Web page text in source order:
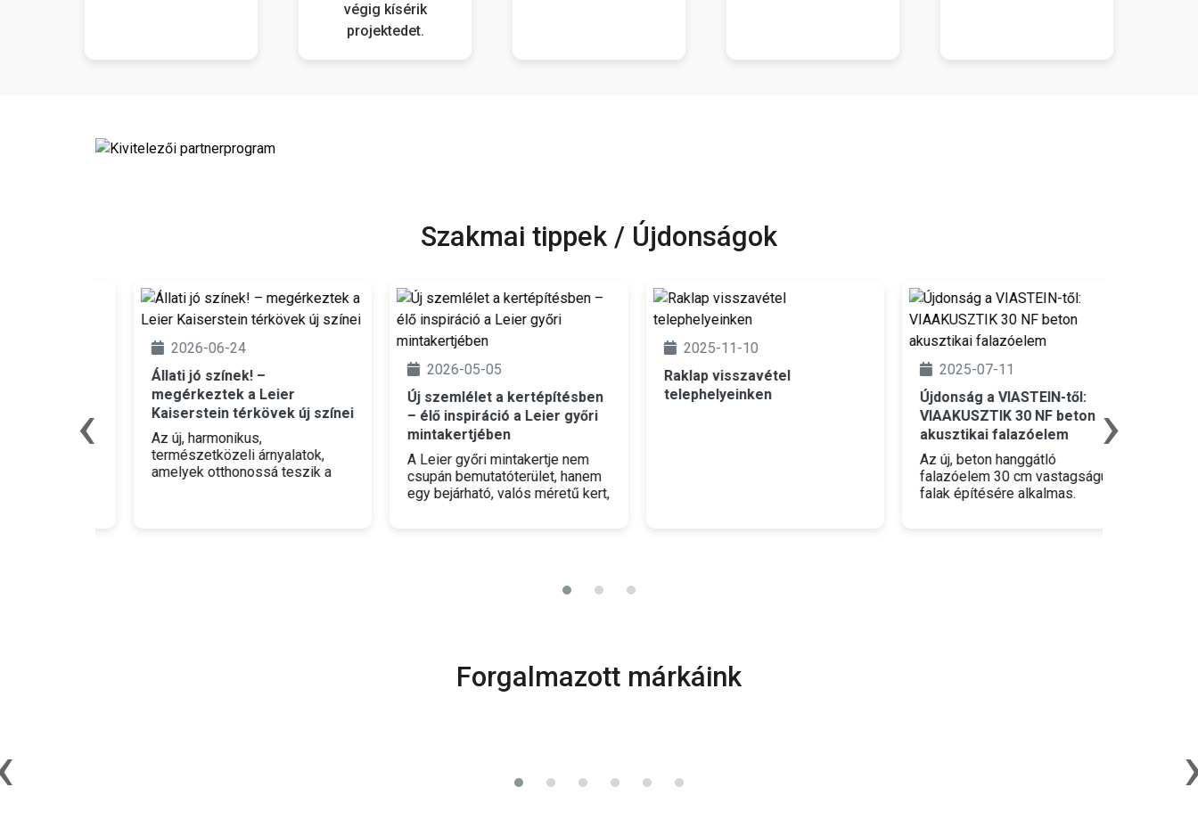
végig kísérik
projektedet.
Szakmai tippek / Újdonságok
2026-06-24
Állati jó színek! –
megérkeztek a Leier
Kaiserstein térkövek új színei
Az új, harmonikus,
természetközeli árnyalatok,
amelyek otthonossá teszik a
2026-05-05
Új szemlélet a kertépítésben
– élő inspiráció a Leier győri
mintakertjében
A Leier győri mintakertje nem
csupán bemutatóterület, hanem
egy bejárható, valós méretű kert,
2025-11-10
Raklap visszavétel
telephelyeinken
2025-07-11
Újdonság a VIASTEIN-től:
VIAAKUSZTIK 30 NF beton
akusztikai falazóelem
Az új, beton hanggátló
falazóelem 30 cm vastagságú
falak építésére alkalmas.
‹ ›
Forgalmazott márkáink